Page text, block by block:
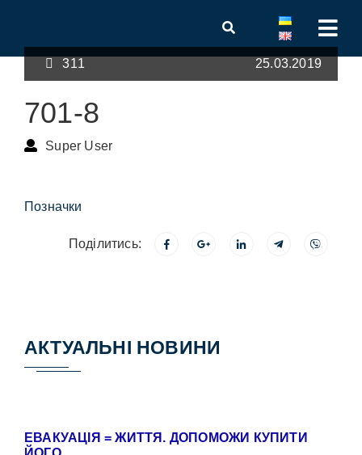
311 25.03.2019
701-8
Super User
Позначки
Поділитись:
АКТУАЛЬНІ НОВИНИ
ЕВАКУАЦІЯ = ЖИТТЯ. ДОПОМОЖИ КУПИТИ